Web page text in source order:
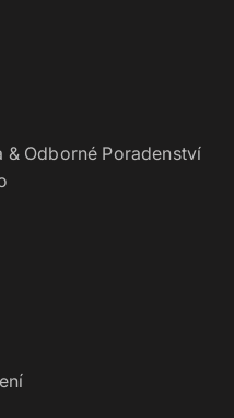
& Odborné Poradenství